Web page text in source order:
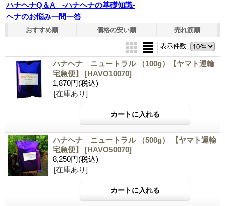
ハナヘナQ＆A -ハナヘナの基礎知識-
ヘナのお悩み一問一答
おすすめ順 価格の安い順 売れ筋順
表示件数:
ハナヘナ ニュートラル （100g）【ヤマト運輸
宅急便】 [HAVO10070]
1,870円(税込)
[在庫あり]
ハナヘナ ニュートラル （500g） 【ヤマト運輸
宅急便】 [HAVO50070]
8,250円(税込)
[在庫あり]